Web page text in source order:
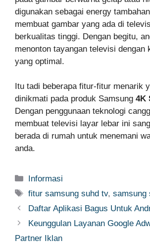
digunakan sebagai energy
membuat gambar yang ada di
berkualitas tinggi. Dengan begitu,
menonton tayangan televisi dengan
yang optimal.
Itu tadi beberapa fitur-fitur menarik
dinikmati pada produk Samsung 4K
Dengan penggunaan teknologi
membuat televisi layar lebar ini
berada di rumah untuk menemani
anda.
Categories
Informasi
Tags
fitur samsung suhd tv,samsung
Daftar Aplikasi Bagus Untuk
Keunggulan Layanan Google
Partner Iklan